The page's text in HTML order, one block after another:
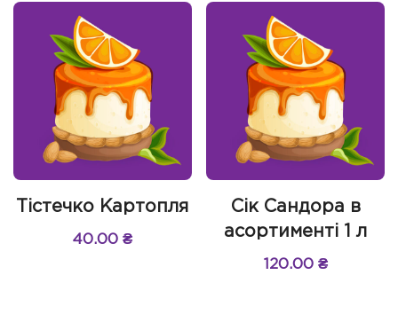
Тістечко Картопля
40.00₴
Сік Сандора в
асортименті 1 л
120.00 ₴